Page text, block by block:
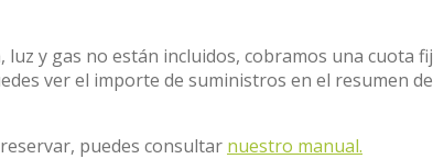
luz y gas no están incluidos, cobramos una cuota
ver el importe de suministros en el resumen
puedes consultar nuestro manual.